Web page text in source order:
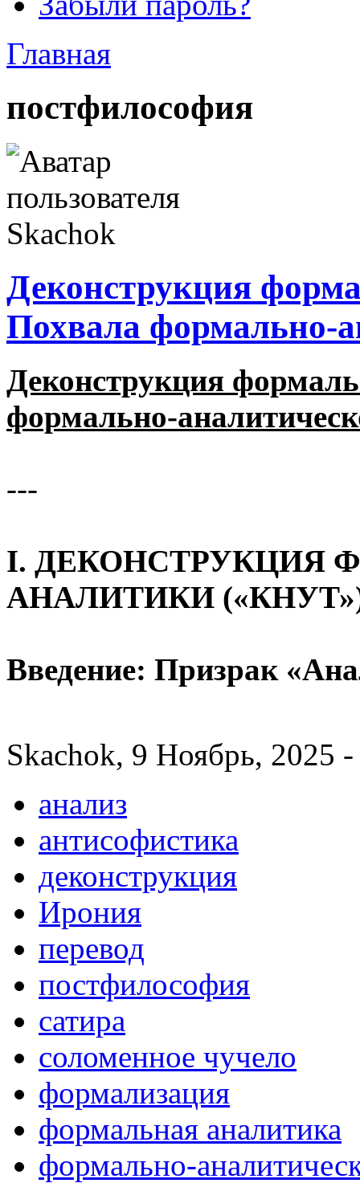
Главная
постфилософия
Деконструкция
Похвала формально-
Деконструкция
формально-
‎---
‎I. ДЕКОНСТРУКЦИЯ
АНАЛИТИКИ
‎Введение: Призрак
Skachok, 9 Ноябрь, 2025
анализ
антисофистика
деконструкция
Ирония
перевод
постфилософия
сатира
соломенное чучело
формализация
формальная аналитика
формально-